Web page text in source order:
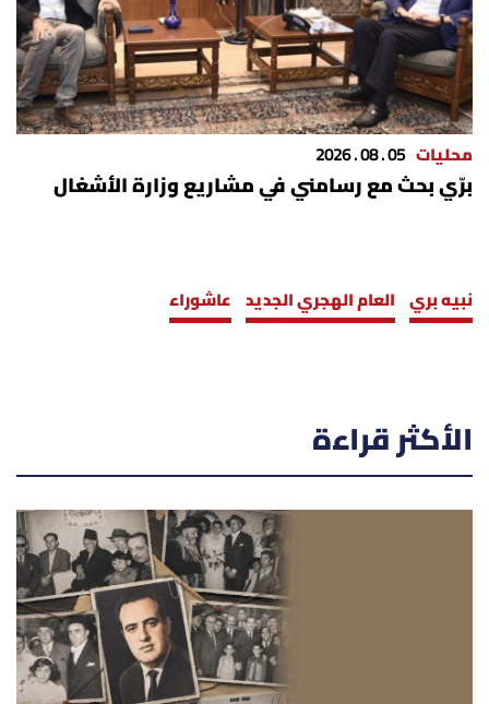
محليات 05 . 08 . 2026
برّي بحث مع رسامني في مشاريع وزارة الأشغال
نبيه بري العام الهجري الجديد عاشوراء
الأكثر قراءة